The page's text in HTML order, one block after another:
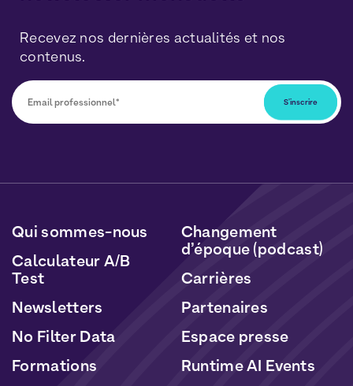
Recevez nos dernières actualités et nos
contenus.
données seront traitées conformément à notre
et deCookies
Qui sommes-nous
Calculateur A/B
Test
Newsletters
No Filter Data
Formations
Changement
d’époque (podcast)
Carrières
Partenaires
Espace presse
Runtime AI Events